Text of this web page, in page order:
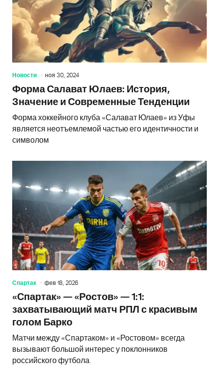
Новости ноя 30, 2024
Форма Салават Юлаев: История,
Значение и Современные Тенденции
Форма хоккейного клуба «Салават Юлаев» из Уфы
является неотъемлемой частью его идентичности и
символом
Спартак фев 18, 2026
«Спартак» — «Ростов» — 1:1:
захватывающий матч РПЛ с красивым
голом Барко
Матчи между «Спартаком» и «Ростовом» всегда
вызывают большой интерес у поклонников
российского футбола.